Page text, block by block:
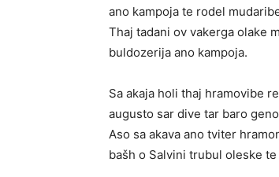
ano kampoja te rodel
Thaj tadani ov vakerga olake
buldozerija ano kampoja.
Sa akaja holi thaj hramovibe
augusto sar dive tar baro
Aso sa akava ano tviter
bašh o Salvini trubul oleske